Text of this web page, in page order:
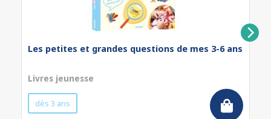
Les petites et grandes questions de mes 3-6 ans
Livres jeunesse
dès 3 ans